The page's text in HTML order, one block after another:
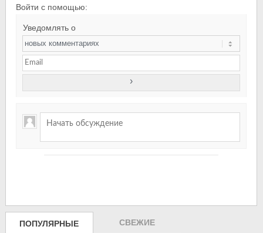
Войти с помощью:
Уведомлять о
ПОПУЛЯРНЫЕ СВЕЖИЕ